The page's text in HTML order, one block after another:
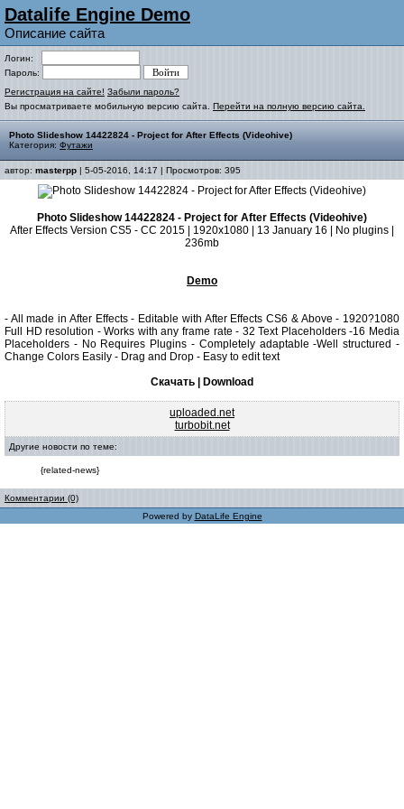
Datalife Engine Demo
Описание сайта
Логин:
Пароль:
Регистрация на сайте! Забыли пароль?
Вы просматриваете мобильную версию сайта. Перейти на полную версию сайта.
Photo Slideshow 14422824 - Project for After Effects (Videohive)
Категория: Футажи
автор: masterpp | 5-05-2016, 14:17 | Просмотров: 395
Photo Slideshow 14422824 - Project for After Effects (Videohive)
After Effects Version CS5 - CC 2015 | 1920x1080 | 13 January 16 | No plugins |
236mb
Demo
- All made in After Effects - Editable with After Effects CS6 & Above - 1920?1080
Full HD resolution - Works with any frame rate - 32 Text Placeholders -16 Media
Placeholders - No Requires Plugins - Completely adaptable -Well structured -
Change Colors Easily - Drag and Drop - Easy to edit text
Скачать | Download
uploaded.net
turbobit.net
Другие новости по теме:
{related-news}
Комментарии (0)
Powered by DataLife Engine